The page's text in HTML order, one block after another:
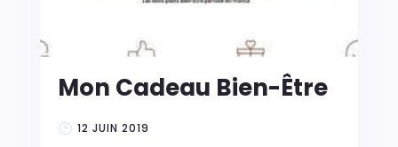
Mon Cadeau Bien-Être
12 JUIN 2019